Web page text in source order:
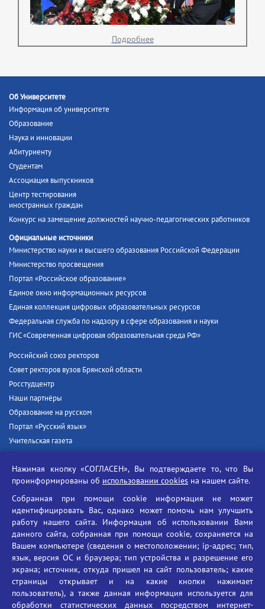
Подробнее
Об Университете
Информация об университете
Образование
Наука и инновации
Абитуриенту
Студентам
Ассоциация выпускников
Центр тестирования
иностранных граждан
Конкурс на замещение должностей научно-педагогических работников
Официальные источники
Министерство науки и высшего образования Российской Федерации
Министерство просвещения
Портал «Российское образование»
Единое окно информационных ресурсов
Единая коллекция цифровых образовательных ресурсов
Федеральная служба по надзору в сфере образования и науки
ГИС «Современная цифровая образовательная среда РФ»
Российский союз ректоров
Совет ректоров вузов Брянской области
Росстудцентр
Наши партнёры
Образование на русском
Портал «Русский язык»
Учительская газета
Единый портал государственных услуг
Противодействие угрозам информационной безопасности
Социальные ролики - Генеральная прокуратура РФ
Противодействие коррупции
БГУ против наркотиков
Брянский государственный университет
имени академика И.Г. Петровского
Время работы: пн-пт 09:00-18:00
Нажимая кнопку «СОГЛАСЕН», Вы подтверждаете то, что Вы
проинформированы об использовании cookies на нашем сайте.
Собранная при помощи cookie информация не может
идентифицировать Вас, однако может помочь нам улучшить
работу нашего сайта. Информация об использовании Вами
данного сайта, собранная при помощи cookie, сохраняется на
Вашем компьютере (сведения о местоположении; ip-адрес; тип,
язык, версия ОС и браузера; тип устройства и разрешение его
экрана; источник, откуда пришел на сайт пользователь; какие
страницы открывает и на какие кнопки нажимает
пользователь), а также данная информация используется для
обработки статистических данных посредством интернет-